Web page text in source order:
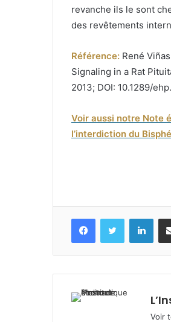
revanche ils le sont
des revêtements
Référence: René
Signaling in a Rat
2013; DOI: 10.1289/
Voir aussi notre Note
l’interdiction du
FacebookTwitter
Voir